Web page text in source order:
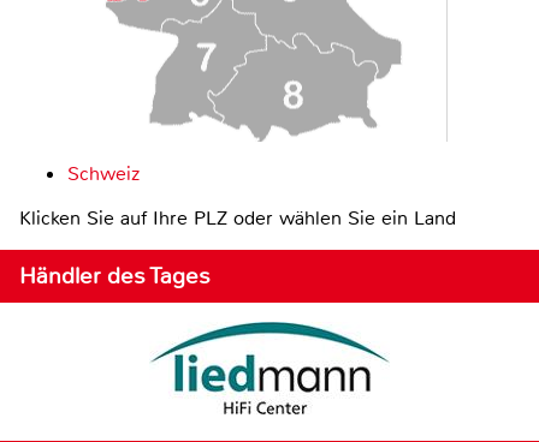
Schweiz
Klicken Sie auf Ihre PLZ oder wählen Sie ein Land
Händler des Tages